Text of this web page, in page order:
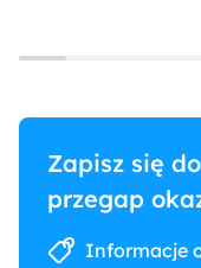
Zapisz się
przegap
Informacje